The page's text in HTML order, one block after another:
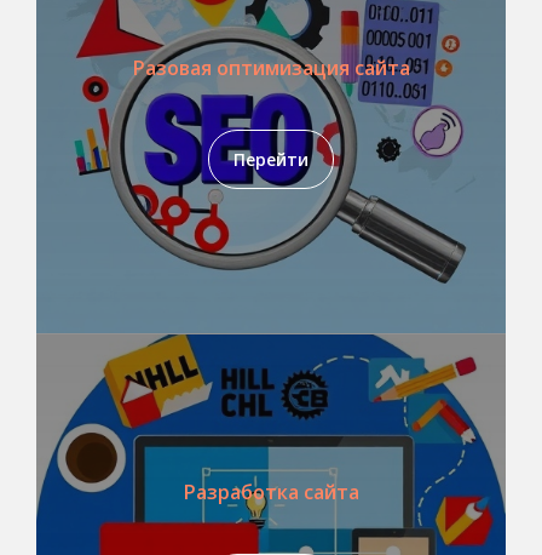
Разовая оптимизация сайта
Перейти
Разработка сайта